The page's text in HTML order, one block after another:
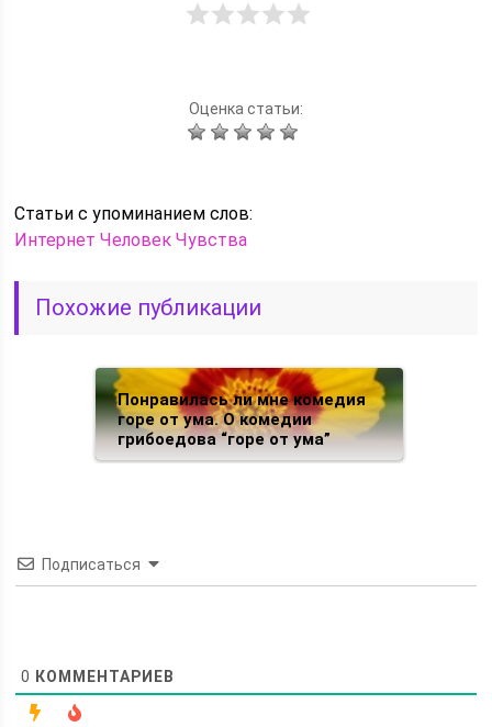
Оценка статьи:
Статьи c упоминанием слов:
Интернет Человек Чувства
Похожие публикации
Понравилась ли мне комедия
горе от ума. О комедии
грибоедова “горе от ума”
Подписаться
0 КОММЕНТАРИЕВ